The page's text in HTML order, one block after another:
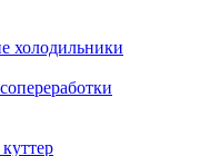
холодильники